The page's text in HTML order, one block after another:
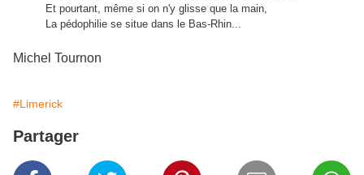
Et pourtant, même si on n'y glisse que la main,
La pédophilie se situe dans le Bas-Rhin...
Michel Tournon
#Limerick
Partager